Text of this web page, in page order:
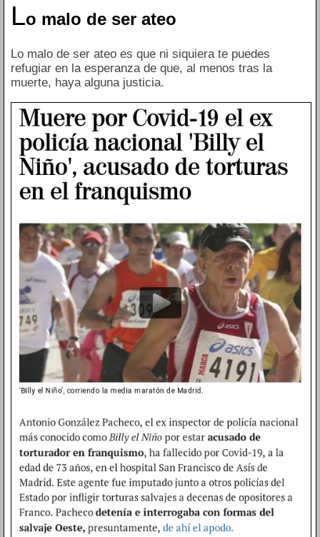
Lo malo de ser ateo
Lo malo de ser ateo es que ni siquiera te puedes
refugiar en la esperanza de que, al menos tras la
muerte, haya alguna justicia.